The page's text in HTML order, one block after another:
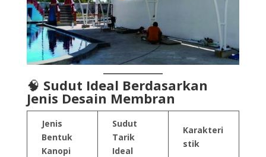
🧠 Sudut Ideal Berdasarkan
Jenis Desain Membran
Jenis
Bentuk
Kanopi
Sudut
Tarik
Ideal
Karakteri
stik